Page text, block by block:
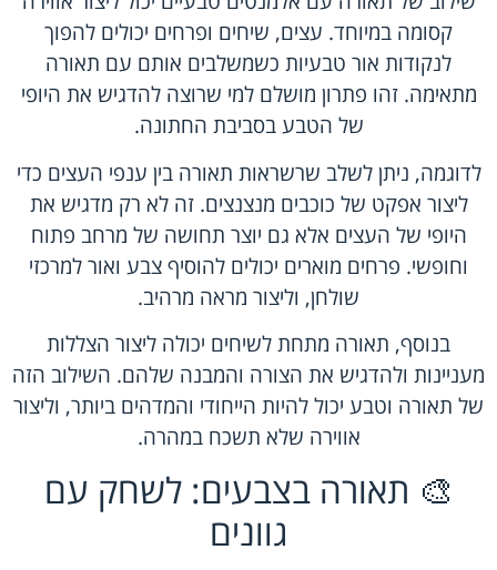
קסומה במיוחד. עצים, שיחים ופרחים יכולים להפוך
לנקודות אור טבעיות כשמשלבים אותם עם תאורה
מתאימה. זהו פתרון מושלם למי שרוצה להדגיש את היופי
של הטבע בסביבת החתונה.
לדוגמה, ניתן לשלב שרשראות תאורה בין ענפי העצים כדי
ליצור אפקט של כוכבים מנצנצים. זה לא רק מדגיש את
היופי של העצים אלא גם יוצר תחושה של מרחב פתוח
וחופשי. פרחים מוארים יכולים להוסיף צבע ואור למרכזי
שולחן, וליצור מראה מרהיב.
בנוסף, תאורה מתחת לשיחים יכולה ליצור הצללות
מעניינות ולהדגיש את הצורה והמבנה שלהם. השילוב הזה
של תאורה וטבע יכול להיות הייחודי והמדהים ביותר, וליצור
אווירה שלא תשכח במהרה.
🎨 תאורה בצבעים: לשחק עם
גוונים